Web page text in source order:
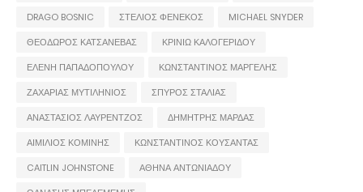
DRAGO BOSNIC
ΣΤΕΛΙΟΣ ΦΕΝΕΚΟΣ
MICHAEL SNYDER
ΘΕΟΔΩΡΟΣ ΚΑΤΣΑΝΕΒΑΣ
ΚΡΙΝΙΩ ΚΑΛΟΓΕΡΙΔΟΥ
ΕΛΕΝΗ ΠΑΠΑΔΟΠΟΥΛΟΥ
ΚΩΝΣΤΑΝΤΙΝΟΣ ΜΑΡΓΕΛΗΣ
ΖΑΧΑΡΙΑΣ ΜΥΤΙΛΗΝΙΟΣ
ΣΠΥΡΟΣ ΣΤΑΛΙΑΣ
ΑΝΑΣΤΑΣΙΟΣ ΛΑΥΡΕΝΤΖΟΣ
ΔΗΜΗΤΡΗΣ ΜΑΡΔΑΣ
ΑΙΜΙΛΙΟΣ ΚΟΜΙΝΗΣ
ΚΩΝΣΤΑΝΤΙΝΟΣ ΚΟΥΣΑΝΤΑΣ
CAITLIN JOHNSTONE
ΑΘΗΝΑ ΑΝΤΩΝΙΑΔΟΥ